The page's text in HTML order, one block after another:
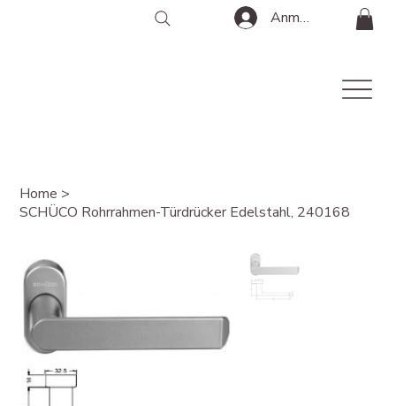
Anmelden
Home >
SCHÜCO Rohrrahmen-Türdrücker Edelstahl, 240168